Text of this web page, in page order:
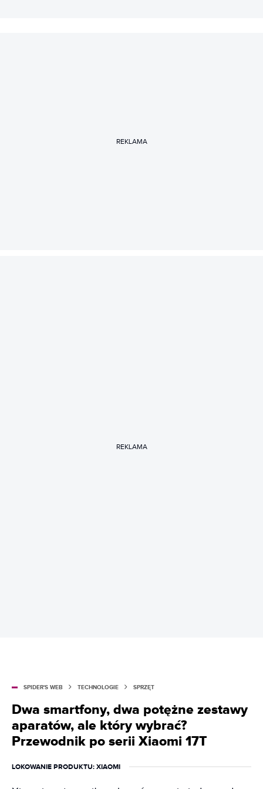
REKLAMA
REKLAMA
SPIDER'S WEB TECHNOLOGIE SPRZĘT
Dwa smartfony, dwa potężne zestawy
aparatów, ale który wybrać?
Przewodnik po serii Xiaomi 17T
LOKOWANIE PRODUKTU: XIAOMI